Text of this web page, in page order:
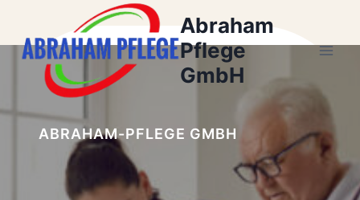
springen
Abraham
Pflege
GmbH
ABRAHAM-PFLEGE GMBH